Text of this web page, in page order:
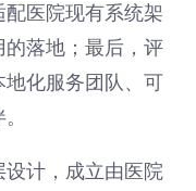
医院现有系统架
落地；最后，评
化服务团队、可
计，成立由医院